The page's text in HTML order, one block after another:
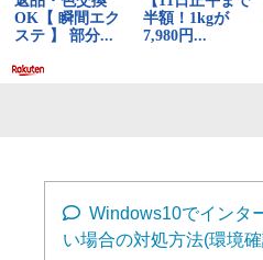
Windows10でインタ
い場合の対処方法(環境